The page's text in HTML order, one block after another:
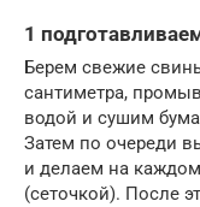
1
Берем свежие
сантиметра,
водой и сушим
Затем по очереди
и делаем на каждом
(сеточкой). После